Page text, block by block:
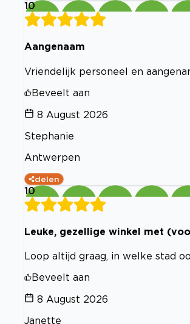
10
Aangenaam
Vriendelijk personeel en
Beveelt aan
8 August 2026
Stephanie
Antwerpen
delen
10
Leuke, gezellige winkel met
Loop altijd graag, in welke stad
Beveelt aan
8 August 2026
Janette